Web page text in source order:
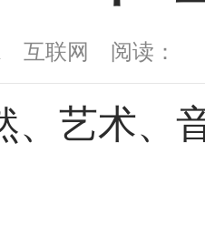
互联网 阅读：
艺术、音